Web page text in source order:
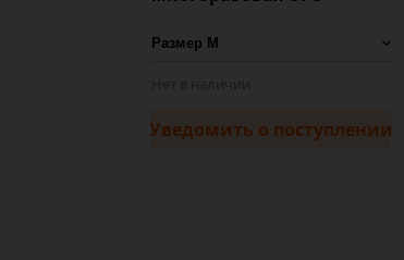
Уведомить о поступлении